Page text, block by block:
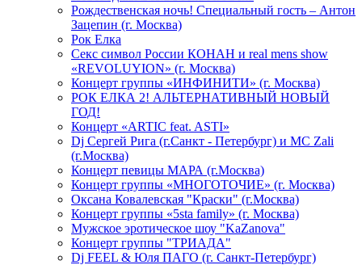
Рождественская ночь! Специальный гость – Антон
Зацепин (г. Москва)
Рок Елка
Секс символ России КОНАН и real mens show
«REVOLUYION» (г. Москва)
Концерт группы «ИНФИНИТИ» (г. Москва)
РОК ЕЛКА 2! АЛЬТЕРНАТИВНЫЙ НОВЫЙ
ГОД!
Концерт «ARTIC feat. ASTI»
Dj Сергей Рига (г.Санкт - Петербург) и MC Zali
(г.Москва)
Концерт певицы МАРА (г.Москва)
Концерт группы «МНОГОТОЧИЕ» (г. Москва)
Оксана Ковалевская "Краски" (г.Москва)
Концерт группы «5sta family» (г. Москва)
Мужское эротическое шоу "KaZanova"
Концерт группы "ТРИАДА"
Dj FEEL & Юля ПАГО (г. Санкт-Петербург)